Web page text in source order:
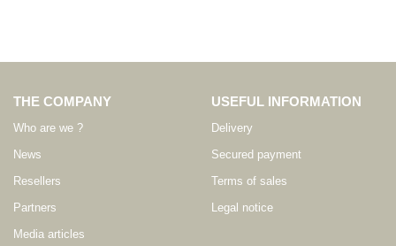
THE COMPANY
Who are we ?
News
Resellers
Partners
Media articles
USEFUL INFORMATION
Delivery
Secured payment
Terms of sales
Legal notice